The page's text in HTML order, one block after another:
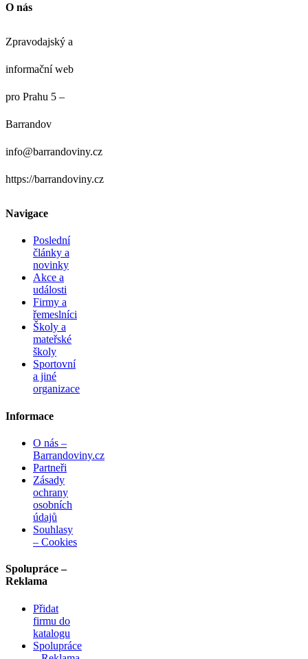
O nás
Zpravodajský a
informační web
pro Prahu 5 –
Barrandov
info@barrandoviny.cz
https://barrandoviny.cz
Navigace
Poslední
články a
novinky
Akce a
události
Firmy a
řemeslníci
Školy a
mateřské
školy
Sportovní
a jiné
organizace
Informace
O nás –
Barrandoviny.cz
Partneři
Zásady
ochrany
osobních
údajů
Souhlasy
– Cookies
Spolupráce –
Reklama
Přidat
firmu do
katalogu
Spolupráce